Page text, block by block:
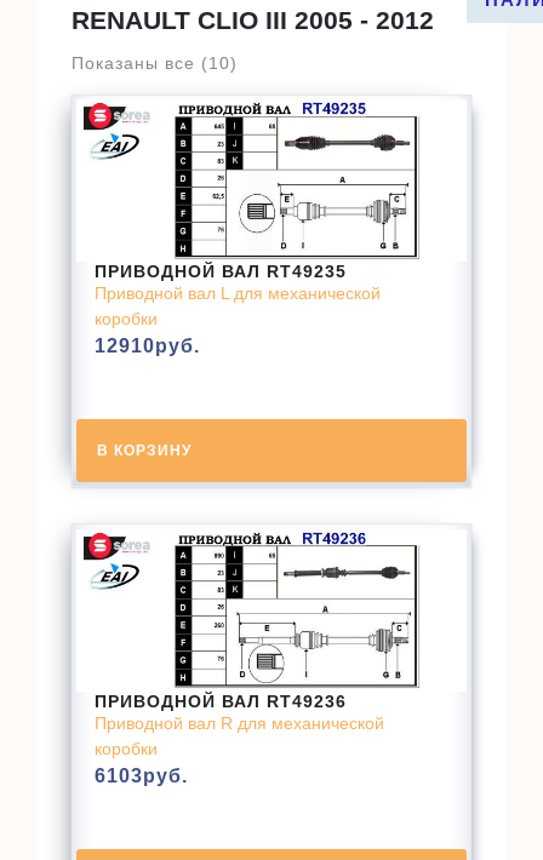
RENAULT CLIO III 2005 - 2012
Показаны все (10)
ПРИВОДНОЙ ВАЛ RT49235
Приводной вал L для механической
коробки
12910руб.
В КОРЗИНУ
ПРИВОДНОЙ ВАЛ RT49236
Приводной вал R для механической
коробки
6103руб.